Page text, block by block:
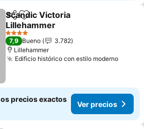
CompartirAgregar a favoritos
Scandic Victoria
Lillehammer
Ver precios
4 Estrellas
7,9 Bueno
3.782
Lillehammer
Edificio histórico con estilo modernoVer
precios exactos
Ver precios